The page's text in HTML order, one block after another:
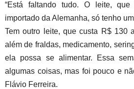
“Está faltando tudo. O leite,
importado da Alemanha, só tenho
Tem outro leite, que custa R$ 130
além de fraldas, medicamento,
ela possa se alimentar. Essa
algumas coisas, mas foi pouco e
Flávio Ferreira.